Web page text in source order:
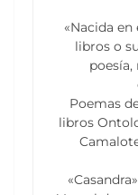
«Nacida
libros o
Poemas
libros